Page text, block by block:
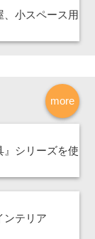
、小スペース用
more
』シリーズを使
ンテリア